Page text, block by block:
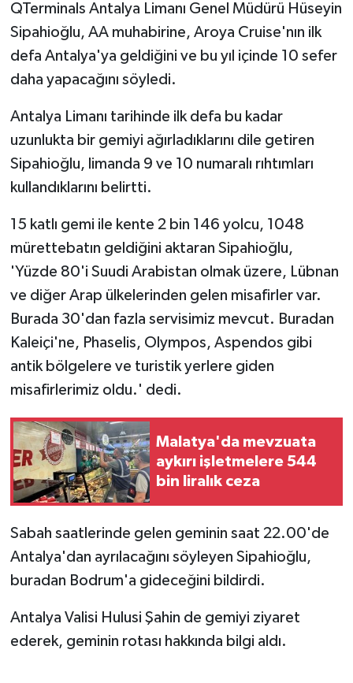
QTerminals Antalya Limanı Genel Müdürü Hüseyin
Sipahioğlu, AA muhabirine, Aroya Cruise'nın ilk
defa Antalya'ya geldiğini ve bu yıl içinde 10 sefer
daha yapacağını söyledi.
Antalya Limanı tarihinde ilk defa bu kadar
uzunlukta bir gemiyi ağırladıklarını dile getiren
Sipahioğlu, limanda 9 ve 10 numaralı rıhtımları
kullandıklarını belirtti.
15 katlı gemi ile kente 2 bin 146 yolcu, 1048
mürettebatın geldiğini aktaran Sipahioğlu,
'Yüzde 80'i Suudi Arabistan olmak üzere, Lübnan
ve diğer Arap ülkelerinden gelen misafirler var.
Burada 30'dan fazla servisimiz mevcut. Buradan
Kaleiçi'ne, Phaselis, Olympos, Aspendos gibi
antik bölgelere ve turistik yerlere giden
misafirlerimiz oldu.' dedi.
Malatya'da mevzuata
aykırı işletmelere 544
bin liralık ceza
Sabah saatlerinde gelen geminin saat 22.00'de
Antalya'dan ayrılacağını söyleyen Sipahioğlu,
buradan Bodrum'a gideceğini bildirdi.
Antalya Valisi Hulusi Şahin de gemiyi ziyaret
ederek, geminin rotası hakkında bilgi aldı.